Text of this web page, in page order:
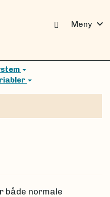
Meny expand_more
både normale